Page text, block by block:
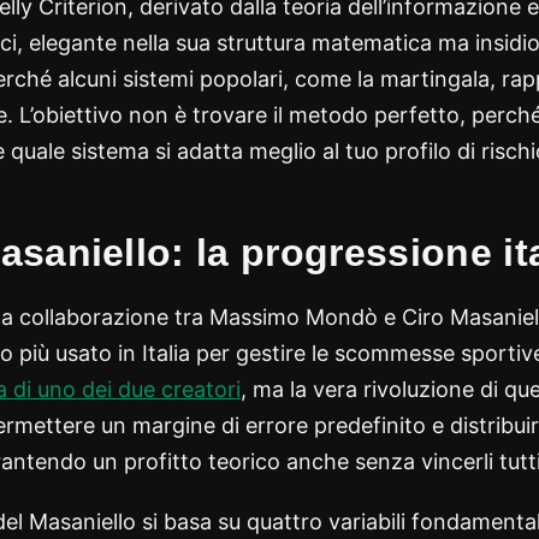
Criterion, derivato dalla teoria dell’informazione
elegante nella sua struttura matematica ma
alcuni sistemi popolari, come la martingala,
L’obiettivo non è trovare il metodo perfetto,
quale sistema si adatta meglio al tuo profilo di
la progressione
collaborazione tra Massimo Mondò e Ciro
più usato in Italia per gestire le scommesse
di uno dei due creatori, ma la vera rivoluzione di
un margine di errore predefinito e
un profitto teorico anche senza vincerli
Masaniello si basa su quattro variabili